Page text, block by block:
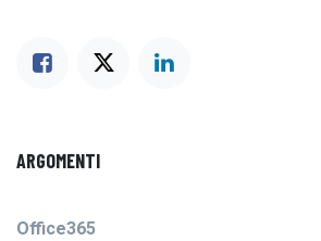
ARGOMENTI
Office365